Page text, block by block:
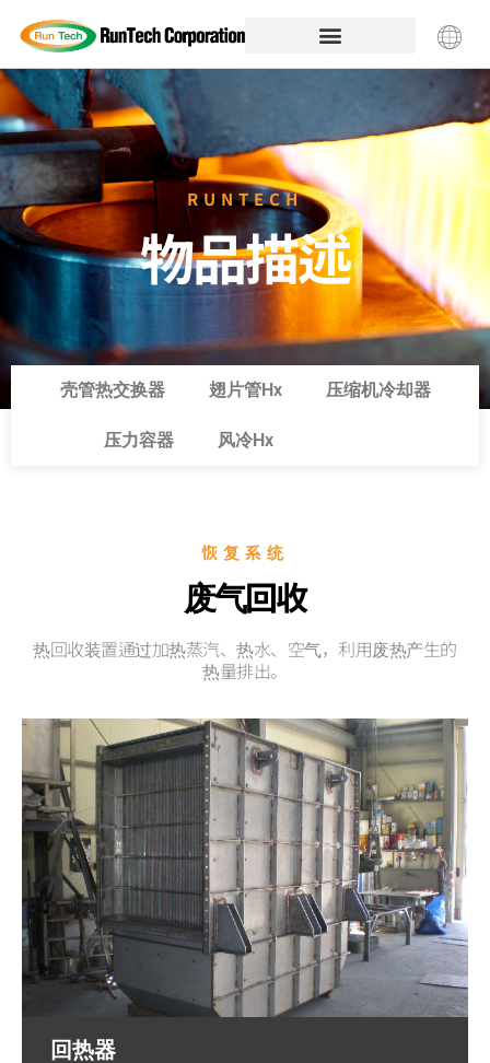
RUNTECH
物品描述
壳管热交换器 翅片管Hx 压缩机冷却器
压力容器 风冷Hx
恢复系统
废气回收
热回收装置通过加热蒸汽、热水、空气，利用废热产生的
热量排出。
回热器